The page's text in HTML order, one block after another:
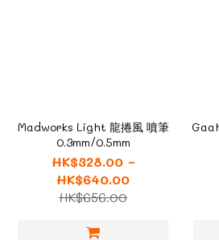
Madworks Light 龍捲風 噴筆
0.3mm/0.5mm
HK$328.00 ~
HK$640.00
HK$656.00